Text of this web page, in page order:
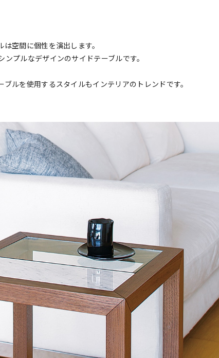
空間に個性を演出します。
プルなデザインのサイドテーブルです。
ルを使用するスタイルもインテリアのトレンドです。